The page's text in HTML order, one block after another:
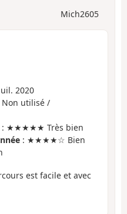
Mich2605
2020
Non utilisé /
: ★★★★★ Très bien
: ★★★★☆ Bien
est facile et avec